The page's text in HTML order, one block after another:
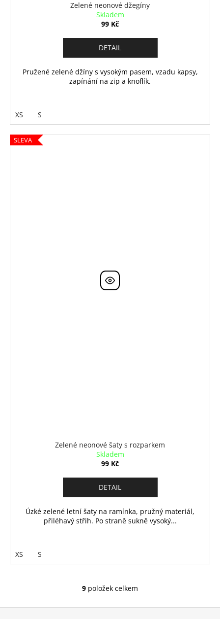
Zelené neonové džegíny
Skladem
99 Kč
DETAIL
Pružené zelené džíny s vysokým pasem, vzadu kapsy,
zapínání na zip a knoflík.
XS S
SLEVA
Zelené neonové šaty s rozparkem
Skladem
99 Kč
DETAIL
Úzké zelené letní šaty na ramínka, pružný materiál,
přiléhavý střih. Po straně sukně vysoký...
XS S
O
9 položek celkem
Z